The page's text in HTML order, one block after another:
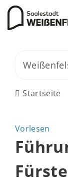
Startseite
Vorlesen